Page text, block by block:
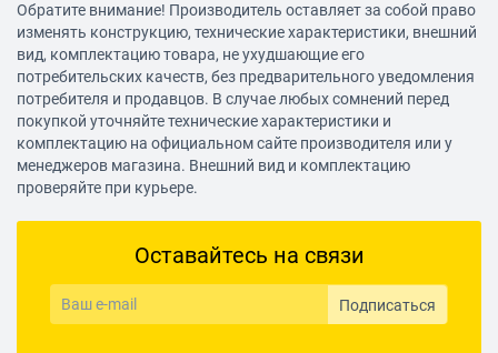
Расположение фазоинвертора боковая стенка
Диаметр диффузора 92 мм
Минимальная частота сабвуфера 40 Гц
Максимальная частота сабвуфера 150 Гц
Ширина сабвуфера 233 мм
Высота сабвуфера 250 мм
Ремонт очень простой, каждый может сделать своими руками.
Надо выдрать 3 транзистора из платы, всё описано здесь
https://www.youtube.com/watch?v=YUwKkOEKPsU
musya10000
29.09.2018, 00:16
подрубить флешку, карту памяти. ни чем из этого не пользовался,
Недостатки:
Обратите внимание! Производитель оставляет за собой право
изменять конструкцию, технические характеристики, внешний
вид, комплектацию товара, не ухудшающие его
потребительских качеств, без предварительного уведомления
потребителя и продавцов. В случае любых сомнений перед
покупкой уточняйте технические характеристики и
комплектацию на официальном сайте производителя или у
менеджеров магазина. Внешний вид и комплектацию
проверяйте при курьере.
Оставайтесь на связи
Подписаться